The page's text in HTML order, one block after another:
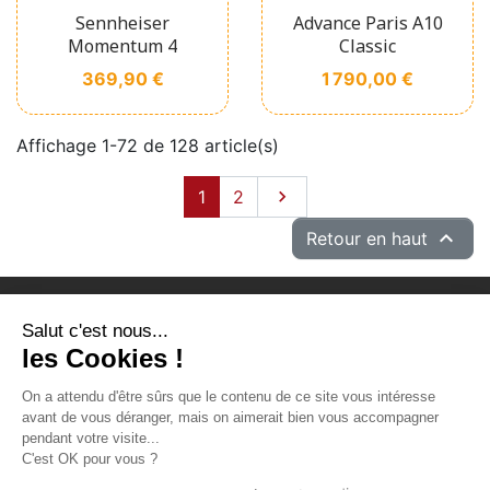
Sennheiser
Momentum 4
Prix
369,90 €
Advance Paris A10
Classic
Prix
1 790,00 €
Affichage 1-72 de 128 article(s)
1 2 Suivant

Retour en haut 
PRODUITS
NOTRE SOCIÉTÉ
VOTRE COMPTE
INFORMATIONS
Salut c'est nous...
les Cookies !
On a attendu d'être sûrs que le contenu de ce site vous intéresse
avant de vous déranger, mais on aimerait bien vous accompagner
pendant votre visite...
C'est OK pour vous ?